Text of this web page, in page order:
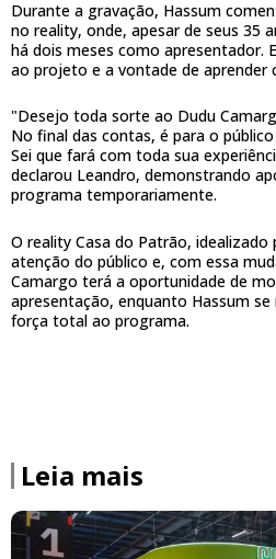
Durante a gravação, Hassum
no reality, onde, apesar de seus 35
há dois meses como apresentador.
ao projeto e a vontade de aprender
"Desejo toda sorte ao Dudu
No final das contas, é para o
Sei que fará com toda sua
declarou Leandro, demonstrando
programa temporariamente.
O reality Casa do Patrão,
atenção do público e, com essa
Camargo terá a oportunidade de
apresentação, enquanto Hassum
força total ao programa.
Leia mais